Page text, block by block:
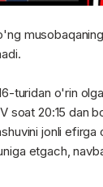
turidan o'rin
soat 20:15 dan
jonli efirga
etgach,